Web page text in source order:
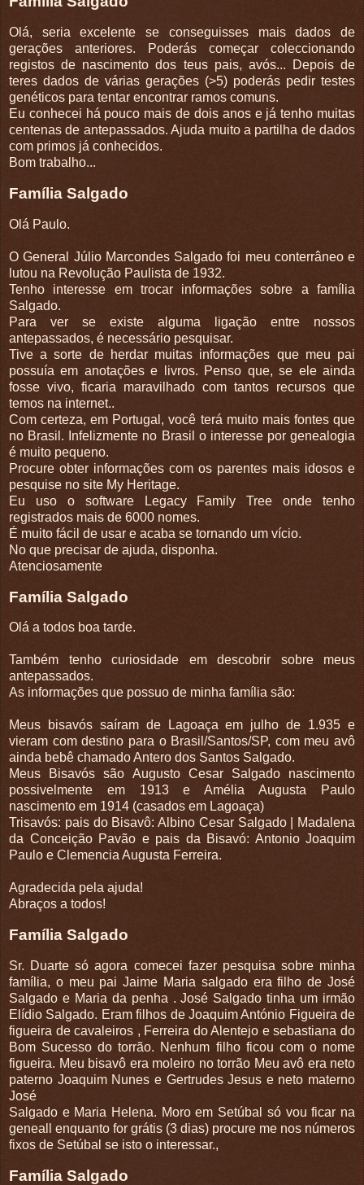
Olá, seria excelente se conseguisses mais dados de
gerações anteriores. Poderás começar coleccionando
registos de nascimento dos teus pais, avós... Depois de
teres dados de várias gerações (>5) poderás pedir testes
genéticos para tentar encontrar ramos comuns.
Eu conhecei há pouco mais de dois anos e já tenho muitas
centenas de antepassados. Ajuda muito a partilha de dados
com primos já conhecidos.
Bom trabalho...
Família Salgado
Olá Paulo.
O General Júlio Marcondes Salgado foi meu conterrâneo e
lutou na Revolução Paulista de 1932.
Tenho interesse em trocar informações sobre a família
Salgado.
Para ver se existe alguma ligação entre nossos
antepassados, é necessário pesquisar.
Tive a sorte de herdar muitas informações que meu pai
possuía em anotações e livros. Penso que, se ele ainda
fosse vivo, ficaria maravilhado com tantos recursos que
temos na internet..
Com certeza, em Portugal, você terá muito mais fontes que
no Brasil. Infelizmente no Brasil o interesse por genealogia
é muito pequeno.
Procure obter informações com os parentes mais idosos e
pesquise no site My Heritage.
Eu uso o software Legacy Family Tree onde tenho
registrados mais de 6000 nomes.
É muito fácil de usar e acaba se tornando um vício.
No que precisar de ajuda, disponha.
Atenciosamente
Família Salgado
Olá a todos boa tarde.
Também tenho curiosidade em descobrir sobre meus
antepassados.
As informações que possuo de minha família são:
Meus bisavós saíram de Lagoaça em julho de 1.935 e
vieram com destino para o Brasil/Santos/SP, com meu avô
ainda bebê chamado Antero dos Santos Salgado.
Meus Bisavós são Augusto Cesar Salgado nascimento
possivelmente em 1913 e Amélia Augusta Paulo
nascimento em 1914 (casados em Lagoaça)
Trisavós: pais do Bisavô: Albino Cesar Salgado | Madalena
da Conceição Pavão e pais da Bisavó: Antonio Joaquim
Paulo e Clemencia Augusta Ferreira.
Agradecida pela ajuda!
Abraços a todos!
Família Salgado
Sr. Duarte só agora comecei fazer pesquisa sobre minha
família, o meu pai Jaime Maria salgado era filho de José
Salgado e Maria da penha . José Salgado tinha um irmão
Elídio Salgado. Eram filhos de Joaquim António Figueira de
figueira de cavaleiros , Ferreira do Alentejo e sebastiana do
Bom Sucesso do torrão. Nenhum filho ficou com o nome
figueira. Meu bisavô era moleiro no torrão Meu avô era neto
paterno Joaquim Nunes e Gertrudes Jesus e neto materno
José
Salgado e Maria Helena. Moro em Setúbal só vou ficar na
geneall enquanto for grátis (3 dias) procure me nos números
fixos de Setúbal se isto o interessar.,
Família Salgado